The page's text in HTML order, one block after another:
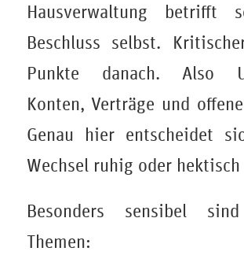
Hausverwaltung betrifft
Beschluss selbst.
Punkte danach. Also
Konten, Verträge und
Genau hier entscheidet
Wechsel ruhig oder
Besonders sensibel
Themen: